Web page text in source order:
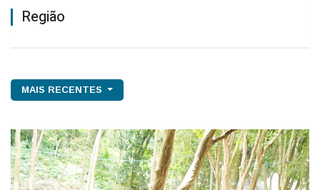
Região
MAIS RECENTES